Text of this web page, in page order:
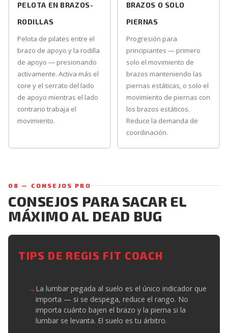
PELOTA EN BRAZOS-
RODILLAS
Pelota de pilates entre el
brazo de apoyo y la rodilla
de apoyo — presionando
activamente. Activa más el
core y el serrato del lado
de apoyo mientras el lado
contrario trabaja el
movimiento.
BRAZOS O SOLO
PIERNAS
Progresión para
principiantes — primero
solo el movimiento de
brazos manteniendo las
piernas estáticas, o solo el
movimiento de piernas con
los brazos estáticos.
Reduce la demanda de
coordinación.
08 — CONSEJOS PRO
CONSEJOS PARA SACAR EL
MÁXIMO AL DEAD BUG
TIPS DE REGIS FIT COACH
La lumbar pegada al suelo es el único indicador que
importa — si se despega, reduce el rango. No
importa cuánto bajen el brazo y la pierna si la
lumbar se levanta. El suelo es tu árbitro.